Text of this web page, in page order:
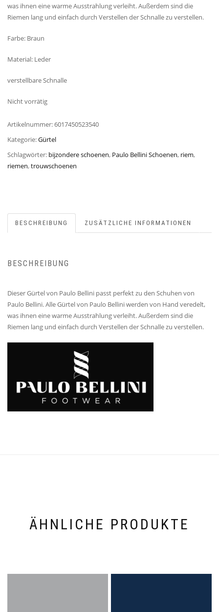
was ihnen eine warme Ausstrahlung verleiht. Außerdem sind die
Riemen lang und einfach durch Verstellen der Schnalle zu verstellen.
Farbe: Braun
Material: Leder
verstellbare Schnalle
Nicht vorrätig
Artikelnummer:6017450523540
Kategorie:Gürtel
Schlagwörter: bijzondere schoenen, Paulo Bellini Schoenen, riem,
riemen,trouwschoenen
BESCHREIBUNG ZUSÄTZLICHE INFORMATIONEN
BESCHREIBUNG
Dieser Gürtel von Paulo Bellini passt perfekt zu den Schuhen von
Paulo Bellini. Alle Gürtel von Paulo Bellini werden von Hand veredelt,
was ihnen eine warme Ausstrahlung verleiht. Außerdem sind die
Riemen lang und einfach durch Verstellen der Schnalle zu verstellen.
ÄHNLICHE PRODUKTE